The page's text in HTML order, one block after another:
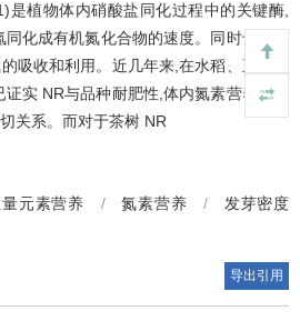
是植物体内硝酸盐同化过程中的关键酶,
化成有机氮化合物的速度。同时也直接
吸收和利用。近几年来,在水稻、玉米、
实 NR与品种耐肥性,体内氮素营养状态
关系。而对于茶树 NR
元素营养 / 氮素营养 /
发芽密度
导出引用